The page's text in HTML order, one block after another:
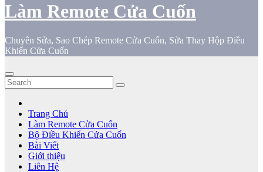
Làm Remote Cửa Cuốn
Chuyên Sửa, Sao Chép Remote Cửa Cuốn, Sửa Thay Hộp Điều
Khiển Cửa Cuốn
Trang Chủ
Làm Remote Cửa Cuốn
Bộ Điều Khiển Cửa Cuốn
Bài Viết
Giới thiệu
Liên Hệ